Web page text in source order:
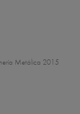
Metálica 2015